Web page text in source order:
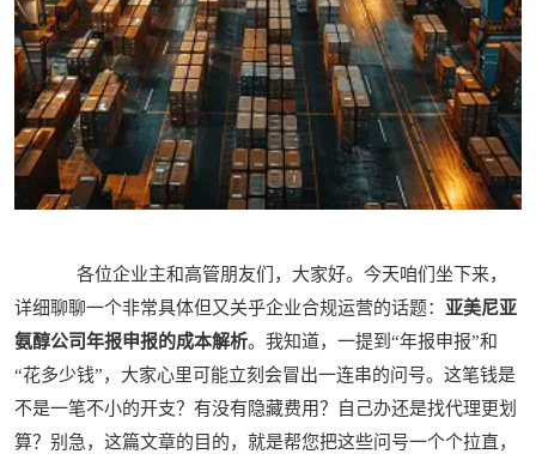
各位企业主和高管朋友们，大家好。今天咱们坐下来，
详细聊聊一个非常具体但又关乎企业合规运营的话题： 亚美尼亚
氨醇公司年报申报的成本解析。我知道，一提到“年报申报”和
“花多少钱”，大家心里可能立刻会冒出一连串的问号。这笔钱是
不是一笔不小的开支？有没有隐藏费用？自己办还是找代理更划
算？别急，这篇文章的目的，就是帮您把这些问号一个个拉直，